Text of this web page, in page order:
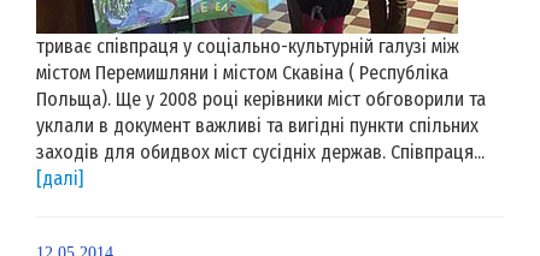
триває співпраця у соціально-культурній галузі між
містом Перемишляни і містом Скавіна ( Республіка
Польща). Ще у 2008 році керівники міст обговорили та
уклали в документ важливі та вигідні пункти спільних
заходів для обидвох міст сусідніх держав. Співпраця...
[далі]